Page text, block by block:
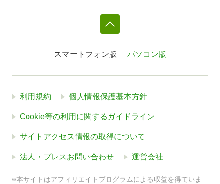
スマートフォン版 パソコン版
利用規約 個人情報保護基本方針
Cookie等の利用に関するガイドライン
サイトアクセス情報の取得について
法人・プレスお問い合わせ 運営会社
※本サイトはアフィリエイトプログラムによる収益を得ていま